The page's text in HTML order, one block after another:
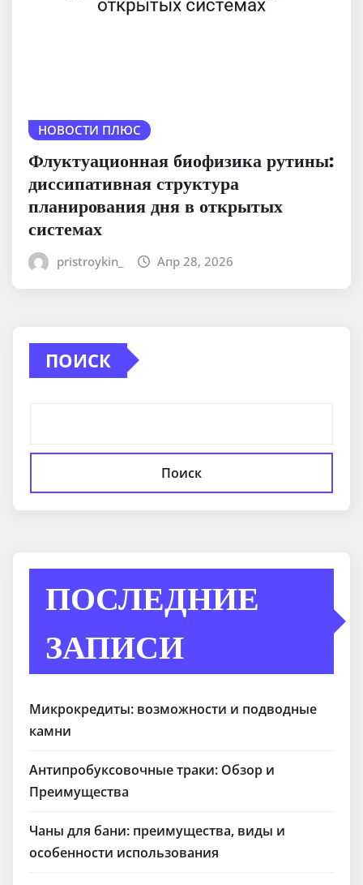
НОВОСТИ ПЛЮС
Флуктуационная биофизика рутины:
диссипативная структура
планирования дня в открытых
системах
pristroykin_ Апр 28, 2026
ПОИСК
Поиск
ПОСЛЕДНИЕ
ЗАПИСИ
Микрокредиты: возможности и подводные
камни
Антипробуксовочные траки: Обзор и
Преимущества
Чаны для бани: преимущества, виды и
особенности использования